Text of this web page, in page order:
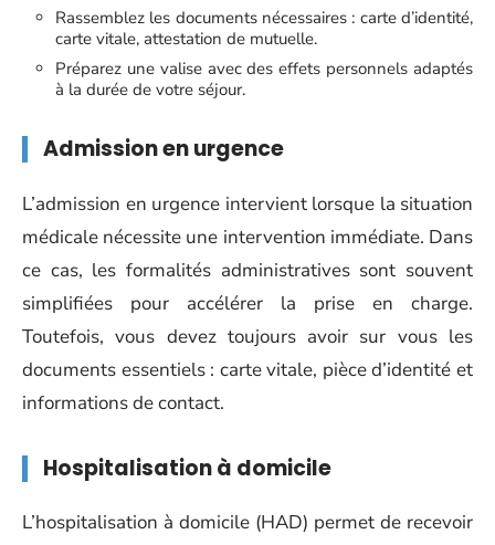
Rassemblez les documents nécessaires : carte d’identité,
carte vitale, attestation de mutuelle.
Préparez une valise avec des effets personnels adaptés
à la durée de votre séjour.
Admission en urgence
L’admission en urgence intervient lorsque la situation
médicale nécessite une intervention immédiate. Dans
ce cas, les formalités administratives sont souvent
simplifiées pour accélérer la prise en charge.
Toutefois, vous devez toujours avoir sur vous les
documents essentiels : carte vitale, pièce d’identité et
informations de contact.
Hospitalisation à domicile
L’hospitalisation à domicile (HAD) permet de recevoir